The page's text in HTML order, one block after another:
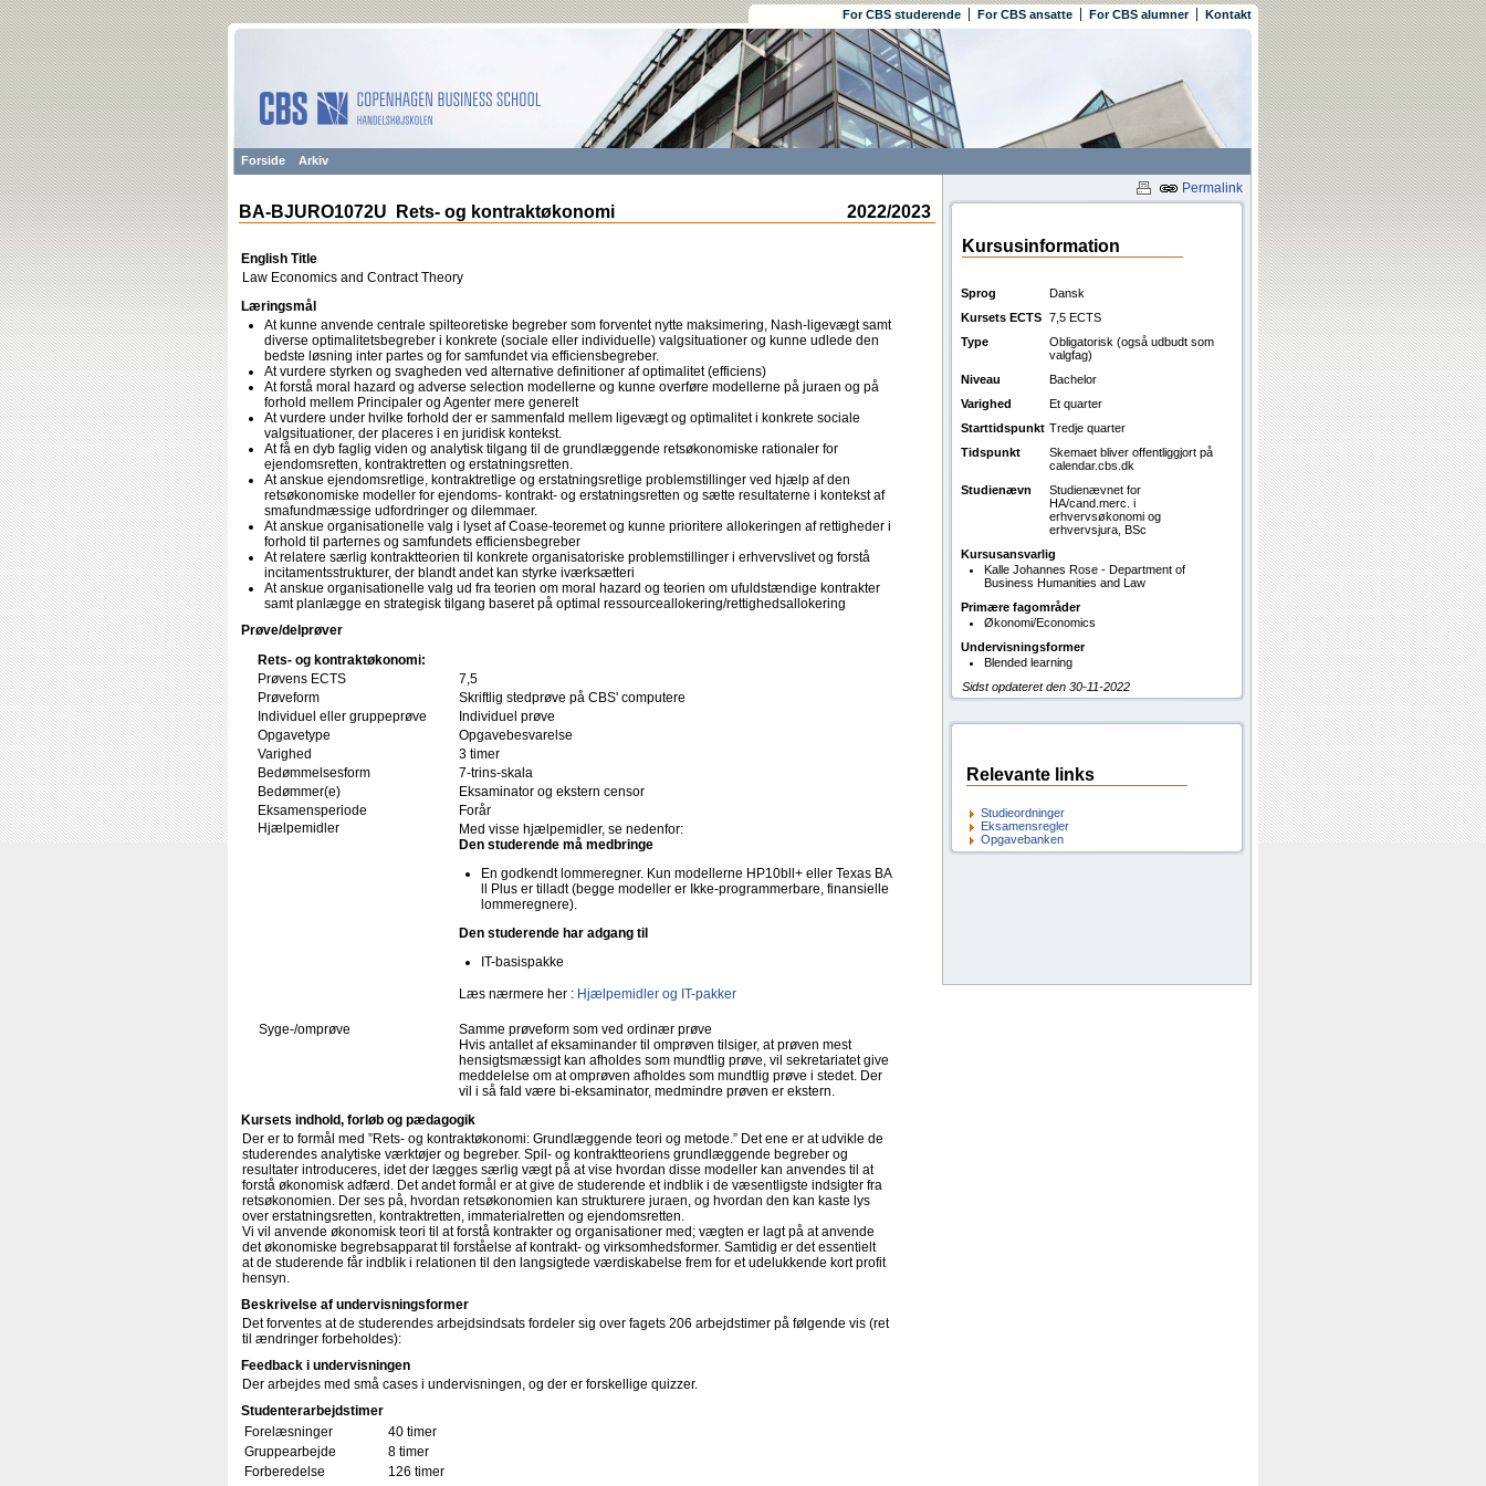
For CBS studerende For CBS ansatte For CBS alumner Kontakt
Forside Arkiv
Permalink
2022/2023
BA-BJURO1072U Rets- og kontraktøkonomi
English Title
Law Economics and Contract Theory
Læringsmål
At kunne anvende centrale spilteoretiske begreber som forventet nytte maksimering, Nash-ligevægt samt
diverse optimalitetsbegreber i konkrete (sociale eller individuelle) valgsituationer og kunne udlede den
bedste løsning inter partes og for samfundet via efficiensbegreber.
At vurdere styrken og svagheden ved alternative definitioner af optimalitet (efficiens)
At forstå moral hazard og adverse selection modellerne og kunne overføre modellerne på juraen og på
forhold mellem Principaler og Agenter mere generelt
At vurdere under hvilke forhold der er sammenfald mellem ligevægt og optimalitet i konkrete sociale
valgsituationer, der placeres i en juridisk kontekst.
At få en dyb faglig viden og analytisk tilgang til de grundlæggende retsøkonomiske rationaler for
ejendomsretten, kontraktretten og erstatningsretten.
At anskue ejendomsretlige, kontraktretlige og erstatningsretlige problemstillinger ved hjælp af den
retsøkonomiske modeller for ejendoms- kontrakt- og erstatningsretten og sætte resultaterne i kontekst af
smafundmæssige udfordringer og dilemmaer.
At anskue organisationelle valg i lyset af Coase-teoremet og kunne prioritere allokeringen af rettigheder i
forhold til parternes og samfundets efficiensbegreber
At relatere særlig kontraktteorien til konkrete organisatoriske problemstillinger i erhvervslivet og forstå
incitamentsstrukturer, der blandt andet kan styrke iværksætteri
At anskue organisationelle valg ud fra teorien om moral hazard og teorien om ufuldstændige kontrakter
samt planlægge en strategisk tilgang baseret på optimal ressourceallokering/rettighedsallokering
Prøve/delprøver
Rets- og kontraktøkonomi:
Prøvens ECTS
7,5
Prøveform
Skriftlig stedprøve på CBS' computere
Individuel eller gruppeprøve
Individuel prøve
Opgavetype
Opgavebesvarelse
Varighed
3 timer
Bedømmelsesform
7-trins-skala
Bedømmer(e)
Eksaminator og ekstern censor
Eksamensperiode
Forår
Hjælpemidler
Med visse hjælpemidler, se nedenfor:
Den studerende må medbringe
En godkendt lommeregner. Kun modellerne HP10bll+ eller Texas BA
ll Plus er tilladt (begge modeller er Ikke-programmerbare, finansielle
lommeregnere).
Den studerende har adgang til
IT-basispakke
Læs nærmere her : Hjælpemidler og IT-pakker
Syge-/omprøve
Samme prøveform som ved ordinær prøve
Hvis antallet af eksaminander til omprøven tilsiger, at prøven mest
hensigtsmæssigt kan afholdes som mundtlig prøve, vil sekretariatet give
meddelelse om at omprøven afholdes som mundtlig prøve i stedet. Der
vil i så fald være bi-eksaminator, medmindre prøven er ekstern.
Kursets indhold, forløb og pædagogik
Der er to formål med ”Rets- og kontraktøkonomi: Grundlæggende teori og metode.” Det ene er at udvikle de
studerendes analytiske værktøjer og begreber. Spil- og kontraktteoriens grundlæggende begreber og
resultater introduceres, idet der lægges særlig vægt på at vise hvordan disse modeller kan anvendes til at
forstå økonomisk adfærd. Det andet formål er at give de studerende et indblik i de væsentligste indsigter fra
retsøkonomien. Der ses på, hvordan retsøkonomien kan strukturere juraen, og hvordan den kan kaste lys
over erstatningsretten, kontraktretten, immaterialretten og ejendomsretten.
Vi vil anvende økonomisk teori til at forstå kontrakter og organisationer med; vægten er lagt på at anvende
det økonomiske begrebsapparat til forståelse af kontrakt- og virksomhedsformer. Samtidig er det essentielt
at de studerende får indblik i relationen til den langsigtede værdiskabelse frem for et udelukkende kort profit
hensyn.
Beskrivelse af undervisningsformer
Det forventes at de studerendes arbejdsindsats fordeler sig over fagets 206 arbejdstimer på følgende vis (ret
til ændringer forbeholdes):
Feedback i undervisningen
Der arbejdes med små cases i undervisningen, og der er forskellige quizzer.
Studenterarbejdstimer
Forelæsninger
40 timer
Gruppearbejde
8 timer
Forberedelse
126 timer
Kursusinformation
Sprog
Dansk
Kursets ECTS 7,5 ECTS
Type
Obligatorisk (også udbudt som
valgfag)
Niveau
Bachelor
Varighed
Et quarter
Starttidspunkt Tredje quarter
Tidspunkt
Skemaet bliver offentliggjort på
calendar.cbs.dk
Studienævn
Studienævnet for
HA/cand.merc. i
erhvervsøkonomi og
erhvervsjura, BSc
Kursusansvarlig
Kalle Johannes Rose - Department of
Business Humanities and Law
Primære fagområder
Økonomi/Economics
Undervisningsformer
Blended learning
Sidst opdateret den 30-11-2022
Relevante links
Studieordninger
Eksamensregler
Opgavebanken